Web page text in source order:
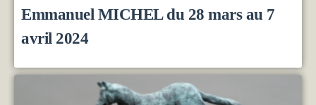
Emmanuel MICHEL du 28 mars au 7
avril 2024